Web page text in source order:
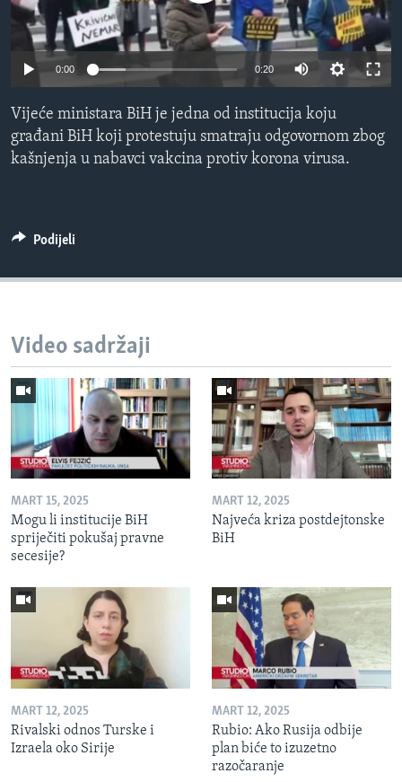
MAGAZIN
O GLASU AMERIKE
PRATITE NAS
Jezici
0:00 0:20
Vijeće ministara BiH je jedna od institucija koju
građani BiH koji protestuju smatraju odgovornom zbog
kašnjenja u nabavci vakcina protiv korona virusa.
Podijeli
Video sadržaji
MART 15, 2025
Mogu li institucije BiH
spriječiti pokušaj pravne
secesije?
MART 12, 2025
Najveća kriza postdejtonske
BiH
MART 12, 2025
Rivalski odnos Turske i
Izraela oko Sirije
MART 12, 2025
Rubio: Ako Rusija odbije
plan biće to izuzetno
razočaranje